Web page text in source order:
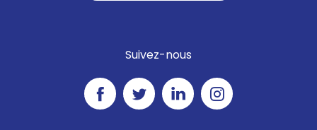
Suivez-nous